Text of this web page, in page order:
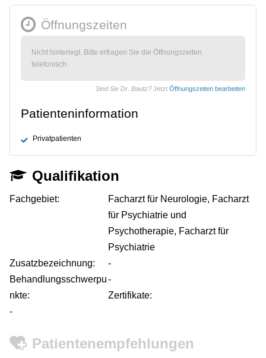
Öffnungszeiten
Nicht hinterlegt. Bitte erfragen Sie die Öffnungszeiten
telefonisch.
Sind Sie Dr. Bautz? Jetzt Öffnungszeiten bearbeiten
Patienteninformation
Privatpatienten
Qualifikation
Fachgebiet:
Facharzt für Neurologie, Facharzt
für Psychiatrie und
Psychotherapie, Facharzt für
Psychiatrie
Zusatzbezeichnung:
-
Behandlungsschwerpu
nkte:
-
Zertifikate:
-
Patientenempfehlungen